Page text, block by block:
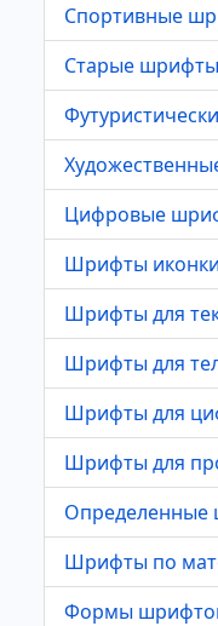
Спортивные
Старые шрифты
Цифровые
Шрифты иконки
Шрифты для
Шрифты для
Шрифты для
Шрифты для
Шрифты по
Формы